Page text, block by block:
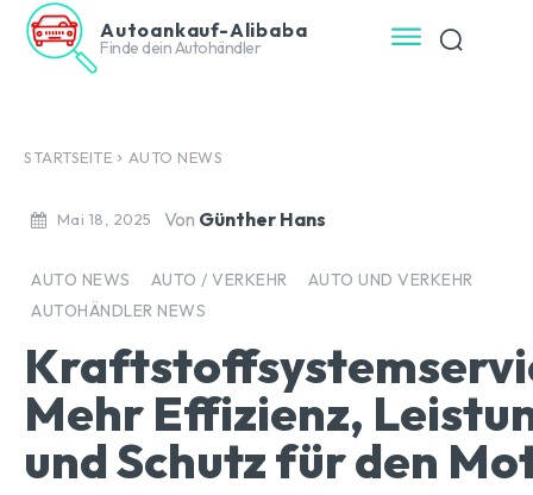
Autoankauf-Alibaba
Finde dein Autohändler
STARTSEITE AUTO NEWS
Mai 18, 2025 Von Günther Hans
AUTO NEWS AUTO / VERKEHR
AUTO UND VERKEHR
AUTOHÄNDLER NEWS
Mehr Effizienz,
und Schutz für den